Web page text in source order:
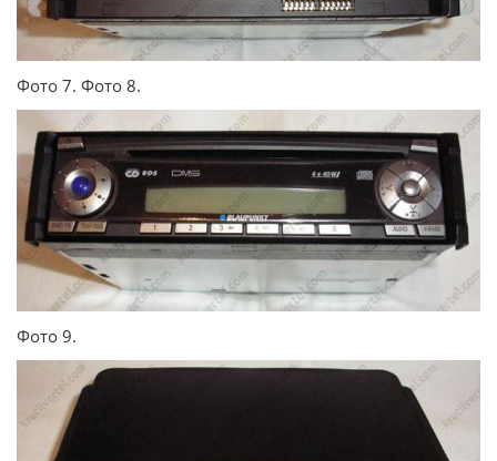
Фото 7. Фото 8.
Фото 9.